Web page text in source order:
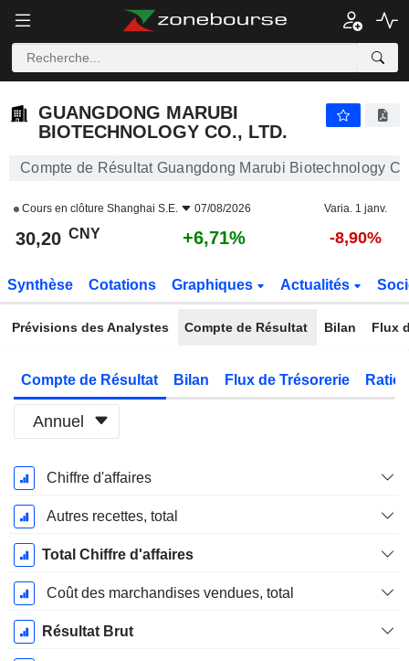
GUANGDONG MARUBI
BIOTECHNOLOGY CO., LTD.
Compte de Résultat Guangdong Marubi Biotechnology
Cours en clôture Shanghai S.E. 07/08/2026 Varia. 1 janv.
30,20 CNY +6,71% -8,90%
Synthèse Cotations Graphiques Actualités
Prévisions des Analystes Compte de Résultat Bilan Flux
Compte de Résultat Bilan Flux de Trésorerie
Annuel
Période
Fiscale:
Décembre
Chiffre d'affaires
Autres recettes, total
Total Chiffre d'affaires
Coût des marchandises vendues, total
Résultat Brut